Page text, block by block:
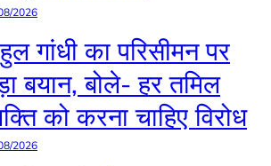
2026
गांधी का परिसीमन पर
बयान, बोले- हर तमिल
को करना चाहिए विरोध
2026